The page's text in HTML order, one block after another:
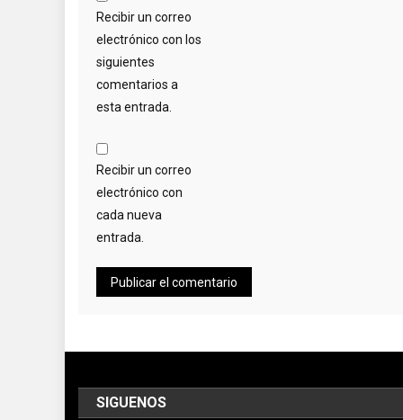
Recibir un correo
electrónico con los
siguientes
comentarios a
esta entrada.
Recibir un correo
electrónico con
cada nueva
entrada.
SIGUENOS